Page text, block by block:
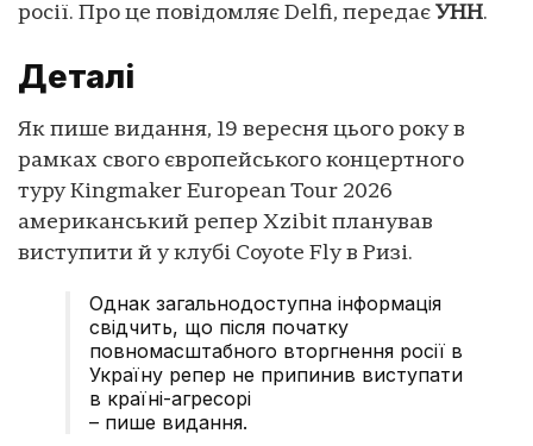
росії. Про це повідомляє Delfi, передає УНН.
Деталі
Як пише видання, 19 вересня цього року в
рамках свого європейського концертного
туру Kingmaker European Tour 2026
американський репер Xzibit планував
виступити й у клубі Coyote Fly в Ризі.
Однак загальнодоступна інформація
свідчить, що після початку
повномасштабного вторгнення росії в
Україну репер не припинив виступати
в країні-агресорі
– пише видання.